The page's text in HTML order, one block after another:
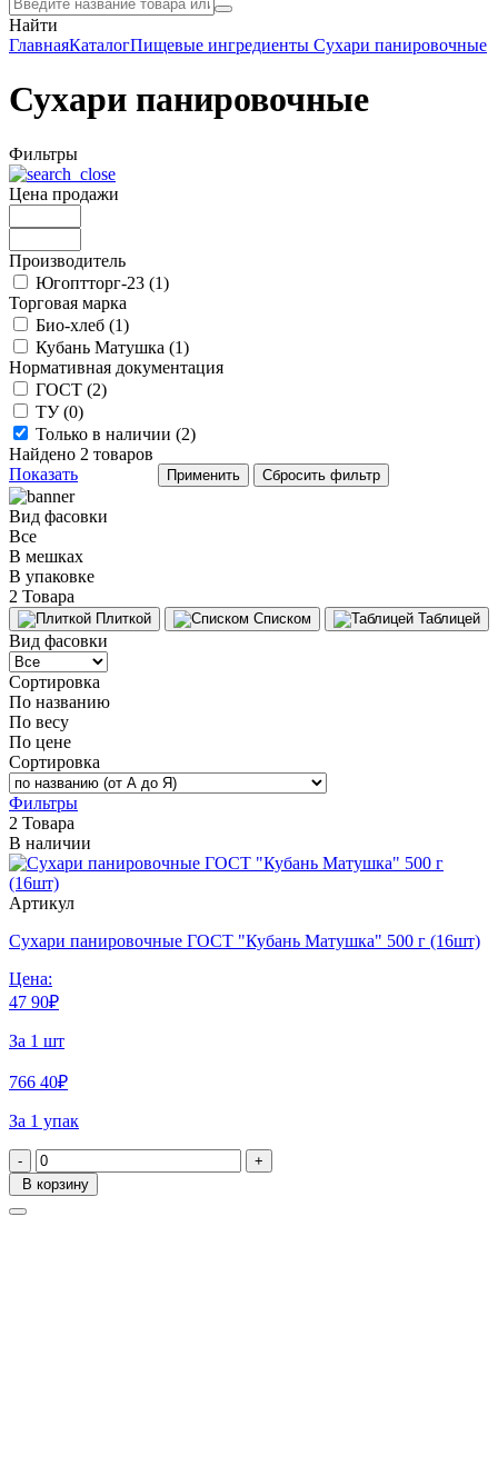
Найти
ГлавнаяКаталогПищевые ингредиенты Сухари панировочные
Сухари панировочные
Фильтры
Цена продажи
Производитель
Югоптторг-23 (1)
Торговая марка
Био-хлеб (1)
Кубань Матушка (1)
Нормативная документация
ГОСТ (2)
ТУ (0)
Только в наличии (2)
Найдено 2 товаров
Показать
Вид фасовки
Все
В мешках
В упаковке
2 Товара
Плиткой Списком Таблицей
Вид фасовки
Сортировка
По названию
По весу
По цене
Сортировка
Фильтры
2 Товара
В наличии
Артикул
Сухари панировочные ГОСТ "Кубань Матушка" 500 г (16шт)
Цена:
47 90₽
За 1 шт
766 40₽
За 1 упак
-
+
В корзину